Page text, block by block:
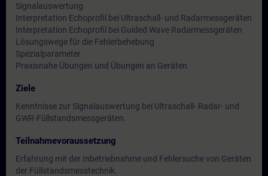
Signalauswertung
Interpretation Echoprofil bei Ultraschall- und Radarmessgeräten
Interpretation Echoprofil bei Guided Wave Radarmessgeräten
Lösungswege für die Fehlerbehebung
Spezialparameter
Praxisnahe Übungen und Übungen an Geräten
Ziele
Kenntnisse zur Signalauswertung bei Ultraschall- Radar- und
GWR-Füllstandsmessgeräten.
Teilnahmevoraussetzung
Erfahrung mit der Inbetriebnahme und Fehlersuche von Geräten
der Füllstandsmesstechnik.